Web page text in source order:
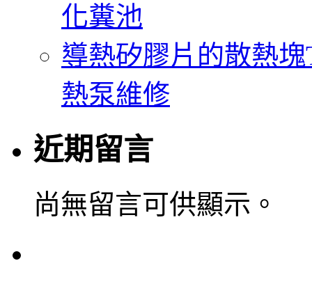
化糞池
導熱矽膠片的散熱
熱泵維修
近期留言
尚無留言可供顯示。